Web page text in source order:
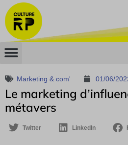
Marketing & com' 01/06/
Le marketing
métavers
Twitter LinkedIn